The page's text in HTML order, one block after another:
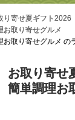
寄せ夏ギフト2026
お取り寄せグルメ
お取り寄せグルメ の
取り寄せ
簡単調理お